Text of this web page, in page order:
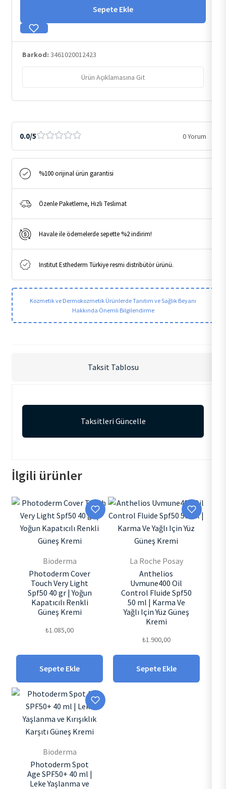
Leke
ve
Ton
Farklılıkları
İçin
50
ml
Sepete Ekle
Barkod: 3461020012423
Ürün Açıklamasına Git
0.0/5 0 Yorum
%100 orijinal ürün garantisi
Özenle Paketleme, Hızlı Teslimat
Havale ile ödemelerde sepette %2 indirim!
Institut Esthederm Türkiye resmi distribütör ürünü.
Kozmetik ve Dermokozmetik Ürünlerde Tanıtım ve Sağlık Beyanı
Hakkında Önemli Bilgilendirme
Taksit Tablosu
Taksitleri Güncelle
İlgili ürünler
Bioderma
Photoderm Cover
Touch Very Light
Spf50 40 gr | Yoğun
Kapatıcılı Renkli
Güneş Kremi
₺1.085,00
Sepete Ekle
La Roche Posay
Anthelios
Uvmune400 Oil
Control Fluide Spf50
50 ml | Karma Ve
Yağlı Için Yüz Güneş
Kremi
₺1.900,00
Sepete Ekle
Bioderma
Photoderm Spot
Age SPF50+ 40 ml |
Leke Yaşlanma ve